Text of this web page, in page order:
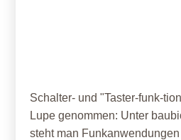
Schalter- und "Taster-funk-
Lupe genommen: Unter
steht man